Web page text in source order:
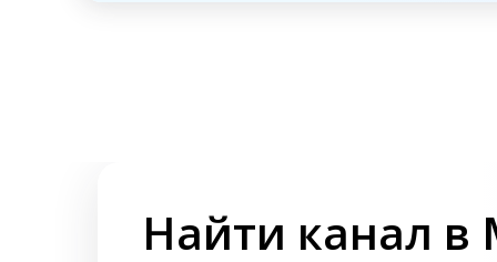
Найти канал в